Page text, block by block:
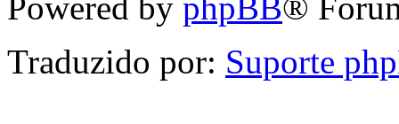
Powered by phpBB®
Traduzido por: Suporte